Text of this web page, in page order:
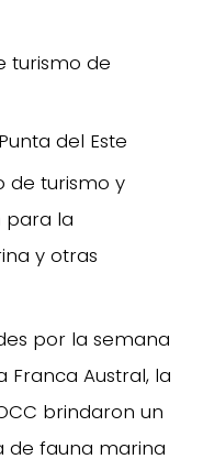
turismo de
del Este
de turismo y
para la
y otras
por la semana
Franca Austral, la
brindaron un
de fauna marina